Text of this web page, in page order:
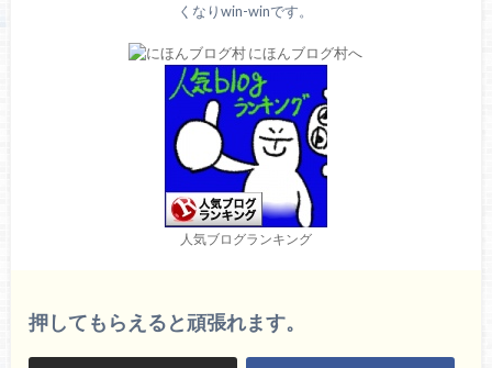
くなりwin-winです。
人気ブログランキング
押してもらえると頑張れます。